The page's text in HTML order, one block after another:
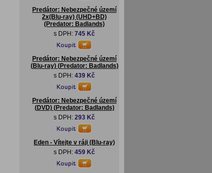
Predátor: Nebezpečné území
2x(Blu-ray) (UHD+BD)
(Predator: Badlands)
s DPH: 745 Kč
Predátor: Nebezpečné území
(Blu-ray) (Predator: Badlands)
s DPH: 439 Kč
Predátor: Nebezpečné území
(DVD) (Predator: Badlands)
s DPH: 293 Kč
Eden - Vítejte v ráji (Blu-ray)
s DPH: 459 Kč